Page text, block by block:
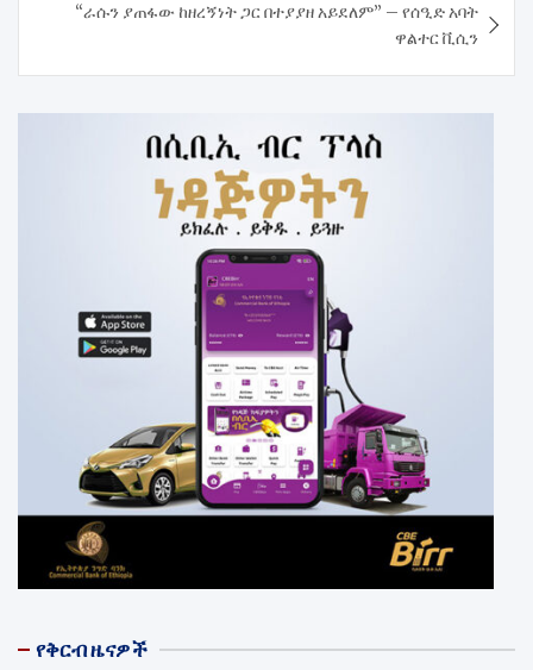
“ራሱን ያጠፋው ከዘረኝነት ጋር በተያያዘ አይደለም” – የሰዒድ አባት
ዋልተር ቪሲን
የቅርብ ዜናዎች